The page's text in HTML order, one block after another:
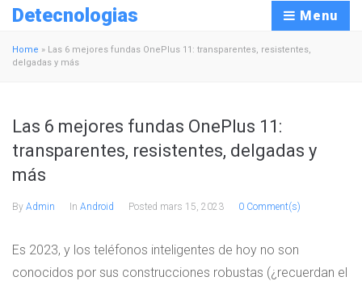
Detecnologias Menu
Home » Las 6 mejores fundas OnePlus 11: transparentes, resistentes,
delgadas y más
Las 6 mejores fundas OnePlus 11:
transparentes, resistentes, delgadas y
más
By Admin In Android Posted mars 15, 2023 0 Comment(s)
Es 2023, y los teléfonos inteligentes de hoy no son
conocidos por sus construcciones robustas (¿recuerdan el